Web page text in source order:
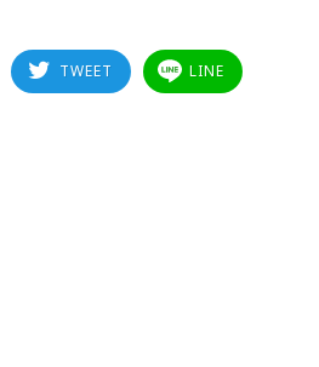
TWEET LINE